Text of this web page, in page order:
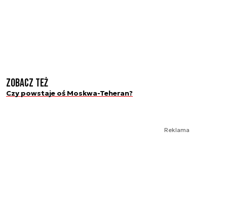
Zobacz też
Czy powstaje oś Moskwa-Teheran?
Reklama